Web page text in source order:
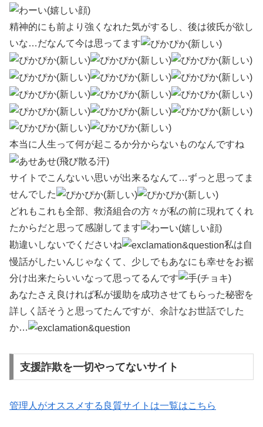
精神的にも前より強くなれた気がするし、後は彼氏が欲し
いな…だなんて今は思ってます
本当に人生って何が起こるか分からないものなんですね
サイトでこんないい思いが出来るなんて…ずっと思ってま
せんでした
どれもこれも全部、救済組合の方々が私の前に現れてくれ
たからだと思って感謝してます
勘違いしないでくださいね
私は自
慢話がしたいんじゃなくて、少しでもあなにも幸せをお裾
分け出来たらいいなって思ってるんです
あなたさえ良ければ私が援助を成功させてもらった秘密を
詳しく話そうと思ってたんですが、余計なお世話でした
か…
支援詐欺を一切やってないサイト
管理人がオススメする良質サイトは一覧はこちら